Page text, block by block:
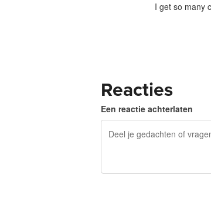
I get so many
Reacties
Een reactie achterlaten